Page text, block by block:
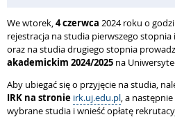
We wtorek,4 czerwca 2024 roku o
rejestracja na studia pierwszego
oraz na studia drugiego stopnia
akademickim 2024/2025 na
Aby ubiegać się o przyjęcie na studia,
IRK na stronie irk.uj.edu.pl, a
wybrane studia i wnieść opłatę